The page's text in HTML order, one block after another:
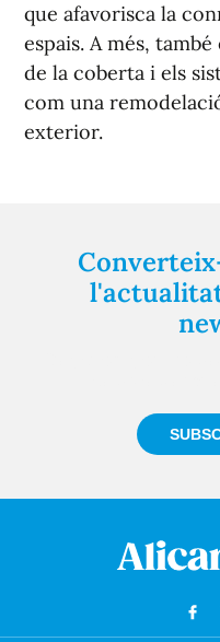
que afavorisca la
espais. A més,
de la coberta i els
com una
exterior.